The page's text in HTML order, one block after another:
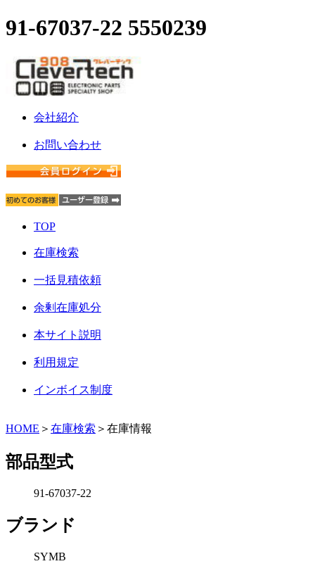
91-67037-22 5550239
会社紹介
お問い合わせ
TOP
在庫検索
一括見積依頼
余剰在庫処分
本サイト説明
利用規定
インボイス制度
HOME ＞ 在庫検索 ＞在庫情報
部品型式
91-67037-22
ブランド
SYMB